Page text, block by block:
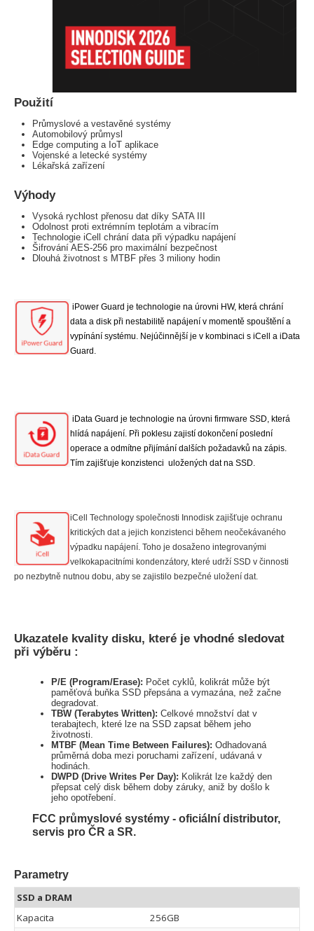
Použití
Průmyslové a vestavěné systémy
Automobilový průmysl
Edge computing a IoT aplikace
Vojenské a letecké systémy
Lékařská zařízení
Výhody
Vysoká rychlost přenosu dat díky SATA III
Odolnost proti extrémním teplotám a vibracím
Technologie iCell chrání data při výpadku napájení
Šifrování AES-256 pro maximální bezpečnost
Dlouhá životnost s MTBF přes 3 miliony hodin
iPower Guard je technologie na úrovni HW, která chrání
data a disk při nestabilitě napájení v momentě spouštění a
vypínání systému. Nejúčinnější je v kombinaci s iCell a iData
Guard.
iData Guard je technologie na úrovni firmware SSD, která
hlídá napájení. Při poklesu zajistí dokončení poslední
operace a odmítne přijímání dalších požadavků na zápis.
Tím zajišťuje konzistenci uložených dat na SSD.
iCell Technology společnosti Innodisk zajišťuje ochranu
kritických dat a jejich konzistenci během neočekávaného
výpadku napájení. Toho je dosaženo integrovanými
velkokapacitními kondenzátory, které udrží SSD v činnosti
po nezbytně nutnou dobu, aby se zajistilo bezpečné uložení dat.
Ukazatele kvality disku, které je vhodné sledovat
při výběru :
P/E (Program/Erase): Počet cyklů, kolikrát může být
paměťová buňka SSD přepsána a vymazána, než začne
degradovat.
TBW (Terabytes Written): Celkové množství dat v
terabajtech, které lze na SSD zapsat během jeho
životnosti.
MTBF (Mean Time Between Failures): Odhadovaná
průměrná doba mezi poruchami zařízení, udávaná v
hodinách.
DWPD (Drive Writes Per Day): Kolikrát lze každý den
přepsat celý disk během doby záruky, aniž by došlo k
jeho opotřebení.
FCC průmyslové systémy - oficiální distributor,
servis pro ČR a SR.
Parametry
SSD a DRAM
Kapacita
256GB